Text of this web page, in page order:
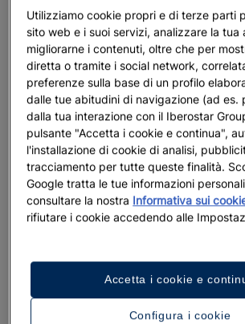
Utilizziamo cookie propri e di terze parti
sito web e i suoi servizi, analizzare la tua
migliorarne i contenuti, oltre che per
diretta o tramite i social network,
preferenze sulla base di un profilo
dalle tue abitudini di navigazione (ad es.
dalla tua interazione con il Iberostar
pulsante "Accetta i cookie e continua",
l'installazione di cookie di analisi,
tracciamento per tutte queste finalità.
Google tratta le tue informazioni
consultare la nostra Informativa sui
rifiutare i cookie accedendo alle
Configura i cookie
Accetta i cookie e